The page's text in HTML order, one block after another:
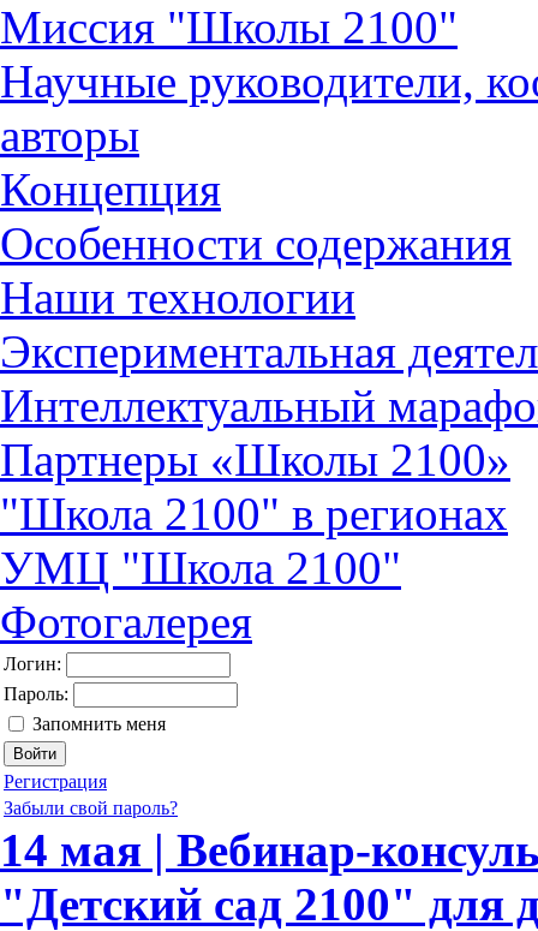
Миссия "Школы 2100"
Научные руководители,
авторы
Концепция
Особенности содержания
Наши технологии
Экспериментальная
Интеллектуальный
Партнеры «Школы 2100»
"Школа 2100" в регионах
УМЦ "Школа 2100"
Фотогалерея
Логин:
Пароль:
Запомнить меня
Регистрация
Забыли свой пароль?
14 мая | Вебинар-
"Детский сад 2100" для